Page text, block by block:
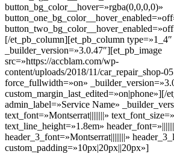
button_bg_color__hover=»rgba(0,0,0,0)»
[/et_pb_column][et_pb_column type=»1_4″
_builder_version=»3.0.47″][et_pb_image
src=»https://accblam.com/wp-
content/uploads/2018/11/car_repair_shop-
force_fullwidth=»on»
custom_margin_last_edited=»on|phone»][/
admin_label=»Service Name»
text_font=»Montserrat||||||||»
text_line_height=»1.8em»
header_3_font=»Montserrat||||||||»
custom_padding=»10px|20px||20px»]